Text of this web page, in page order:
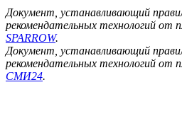
Документ, устанавливающий
рекомендательных технологий от
SPARROW.
Документ, устанавливающий
рекомендательных технологий от
СМИ24.